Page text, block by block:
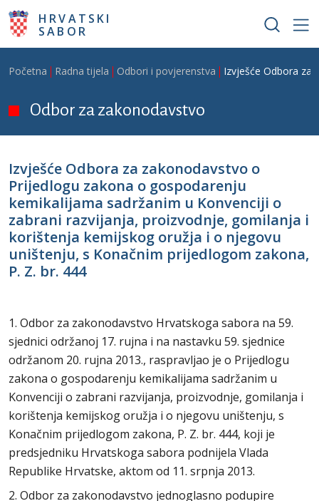
Skoči na glavni sadržaj
HRVATSKI
SABOR
Breadcrumb
Početna Radna tijela Odbori i povjerenstva Izvješće Odbora za
Odbor za zakonodavstvo
Izvješće Odbora za zakonodavstvo o
Prijedlogu zakona o gospodarenju
kemikalijama sadržanim u Konvenciji o
zabrani razvijanja, proizvodnje, gomilanja i
korištenja kemijskog oružja i o njegovu
uništenju, s Konačnim prijedlogom zakona,
P. Z. br. 444
1. Odbor za zakonodavstvo Hrvatskoga sabora na 59.
sjednici održanoj 17. rujna i na nastavku 59. sjednice
održanom 20. rujna 2013., raspravljao je o Prijedlogu
zakona o gospodarenju kemikalijama sadržanim u
Konvenciji o zabrani razvijanja, proizvodnje, gomilanja i
korištenja kemijskog oružja i o njegovu uništenju, s
Konačnim prijedlogom zakona, P. Z. br. 444, koji je
predsjedniku Hrvatskoga sabora podnijela Vlada
Republike Hrvatske, aktom od 11. srpnja 2013.
2. Odbor za zakonodavstvo jednoglasno podupire